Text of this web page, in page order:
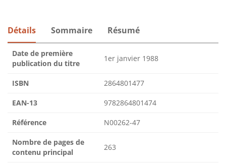
Détails Sommaire Résumé
Date de première
publication du titre
1er janvier 1988
ISBN 2864801477
EAN-13 9782864801474
Référence N00262-47
Nombre de pages de
contenu principal
263